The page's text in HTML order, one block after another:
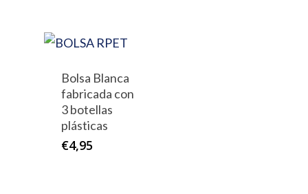
Bolsa Blanca
fabricada con
3 botellas
plásticas
€4,95